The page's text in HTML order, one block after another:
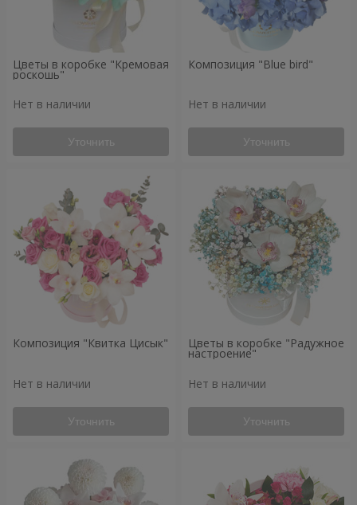
Цветы в коробке "Кремовая
роскошь"
Нет в наличии
Уточнить
Композиция "Blue bird"
Нет в наличии
Уточнить
Композиция "Квитка Цисык"
Нет в наличии
Уточнить
Цветы в коробке "Радужное
настроение"
Нет в наличии
Уточнить